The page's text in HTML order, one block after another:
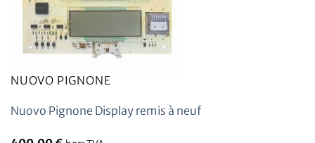
NUOVO PIGNONE
Nuovo Pignone Display remis à neuf